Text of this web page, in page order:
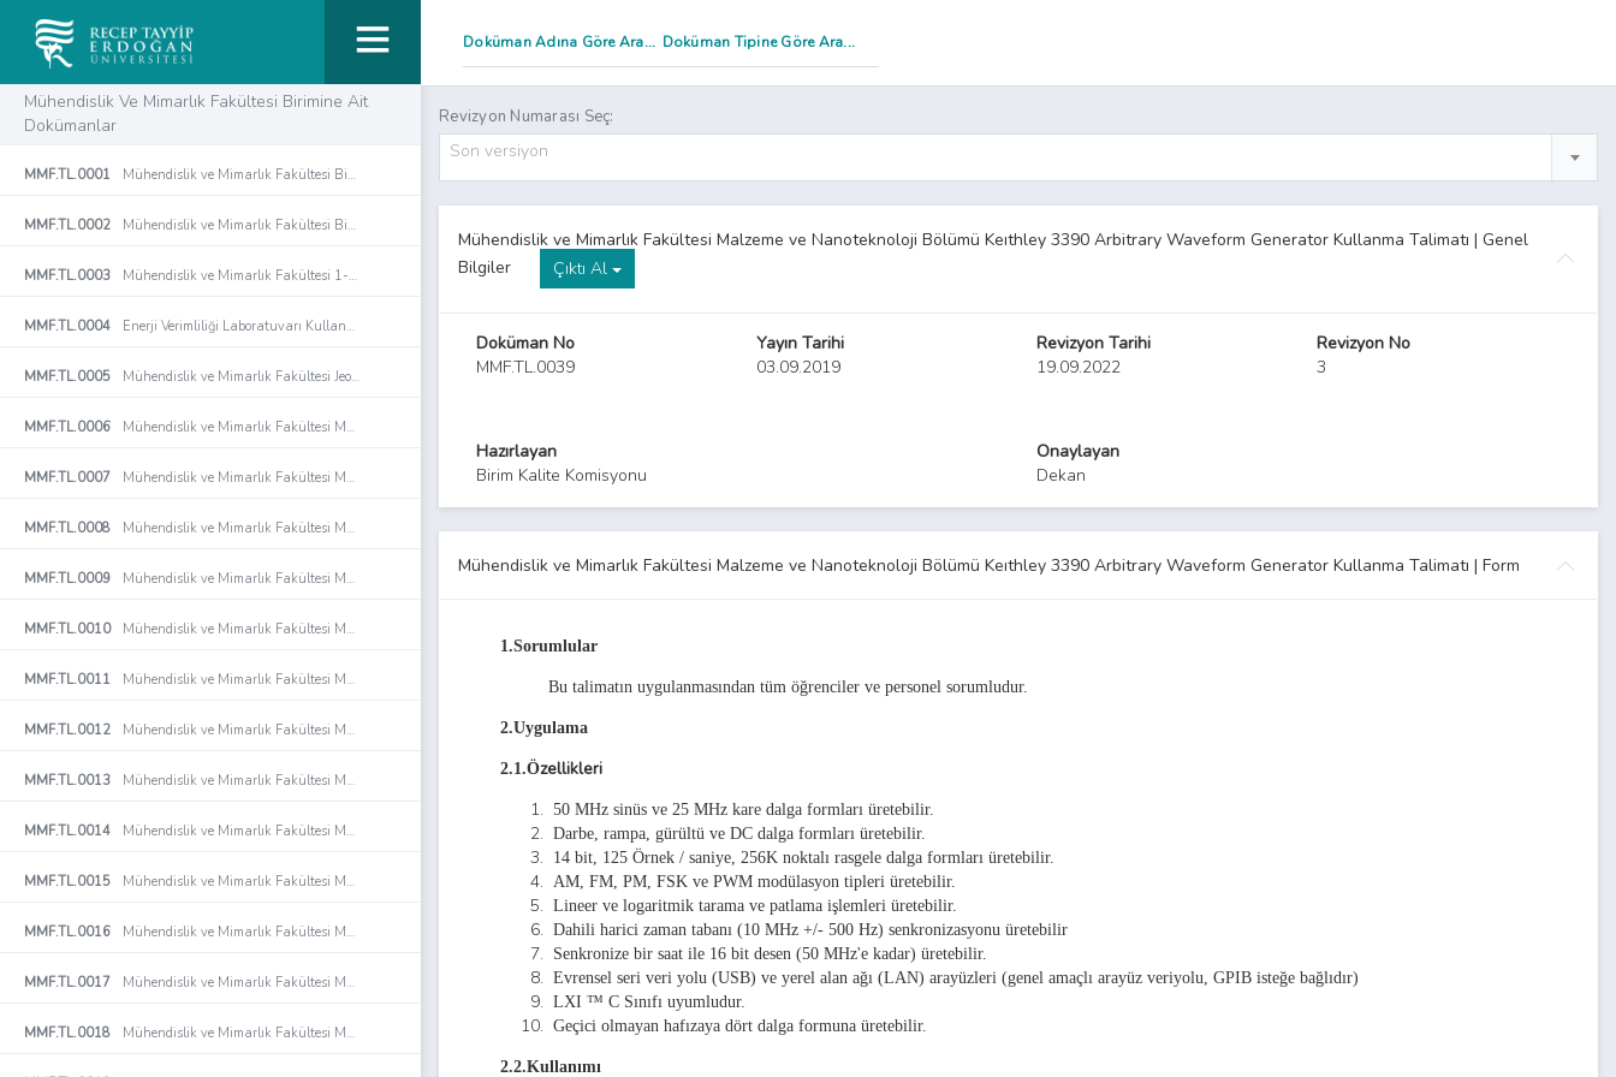
Mühendislik Ve Mimarlık Fakültesi Birimine Ait
Dokümanlar
MMF.TL.0001 Mühendislik ve Mimarlık Fakültesi Biyomühendislik Bölümü Floresan Mikroskop (Zeiss AxioImager M2) Kullanım Talimatı
MMF.TL.0002 Mühendislik ve Mimarlık Fakültesi Biyomühendislik Bölümü Ultramikrotom (Leica UC7) Kullanım Talimatı
MMF.TL.0003 Mühendislik ve Mimarlık Fakültesi 1-Enerji Verimliliği Laboratuvarı Cihaz Kullanım Talimatları
MMF.TL.0004 Enerji Verimliliği Laboratuvarı Kullanma Talimatı
MMF.TL.0005 Mühendislik ve Mimarlık Fakültesi Jeoloji Mühendisliği Laboratuvar Cihaz Kullanım Talimatları
MMF.TL.0006 Mühendislik ve Mimarlık Fakültesi Makine Mühendisliği Bölümü Akış Kontrol Eğitim Seti Kullanım Talimatı
MMF.TL.0007 Mühendislik ve Mimarlık Fakültesi Makine Mühendisliği Bölümü Basınç Kayıpları Eğitim Seti Kullanım Talimatı
MMF.TL.0008 Mühendislik ve Mimarlık Fakültesi Makine Mühendisliği Bölümü Bernoulli Deneyi Eğitim Seti Kullanım Talimatı
MMF.TL.0009 Mühendislik ve Mimarlık Fakültesi Makine Mühendisliği Bölümü Çok Amaçlı Soğutma Eğitim Seti Kullanım Talimatı
MMF.TL.0010 Mühendislik ve Mimarlık Fakültesi Makine Mühendisliği Bölümü Çoklu Isı Değiştirici Eğitim Seti Kullanım Talimatı
MMF.TL.0011 Mühendislik ve Mimarlık Fakültesi Makine Mühendisliği Bölümü Doğal Ve Zorlanmış Isı Transfer Eğitim Seti Kullanım Talimatı
MMF.TL.0012 Mühendislik ve Mimarlık Fakültesi Makine Mühendisliği Bölümü Evaporatif Soğutma Deney Seti Kullanım Talimatı
MMF.TL.0013 Mühendislik ve Mimarlık Fakültesi Makine Mühendisliği Bölümü Francis Türbini Eğitim Seti Kullanım Talimatı
MMF.TL.0014 Mühendislik ve Mimarlık Fakültesi Makine Mühendisliği Bölümü Geri Isı Kazanımlı Klima Santral Eğitim Seti Kullanım Talimatı
MMF.TL.0015 Mühendislik ve Mimarlık Fakültesi Makine Mühendisliği Bölümü İndüksiyonlu Ergitme Ocağı Kullanım Talimatı
MMF.TL.0016 Mühendislik ve Mimarlık Fakültesi Makine Mühendisliği Bölümü Işık Mikroskobu Kullanım Talimatı
MMF.TL.0017 Mühendislik ve Mimarlık Fakültesi Makine Mühendisliği Bölümü Isıl İşlem Fırını Kullanım Talimatı
MMF.TL.0018 Mühendislik ve Mimarlık Fakültesi Makine Mühendisliği Bölümü Korozyon Deney Hücresi Kullanım Talimatı
Revizyon Numarası Seç:
Son versiyon
Mühendislik ve Mimarlık Fakültesi Malzeme ve Nanoteknoloji Bölümü Keıthley 3390 Arbitrary Waveform Generator Kullanma Talimatı | Genel
Bilgiler
Çıktı Al
Doküman No
MMF.TL.0039
Yayın Tarihi
03.09.2019
Revizyon Tarihi
19.09.2022
Revizyon No
3
Hazırlayan
Birim Kalite Komisyonu
Onaylayan
Dekan
Mühendislik ve Mimarlık Fakültesi Malzeme ve Nanoteknoloji Bölümü Keıthley 3390 Arbitrary Waveform Generator Kullanma Talimatı | Form
1.Sorumlular
Bu talimatın uygulanmasından tüm öğrenciler ve personel sorumludur.
2.Uygulama
2.1.Özellikleri
50 MHz sinüs ve 25 MHz kare dalga formları üretebilir.
Darbe, rampa, gürültü ve DC dalga formları üretebilir.
14 bit, 125 Örnek / saniye, 256K noktalı rasgele dalga formları üretebilir.
AM, FM, PM, FSK ve PWM modülasyon tipleri üretebilir.
Lineer ve logaritmik tarama ve patlama işlemleri üretebilir.
Dahili harici zaman tabanı (10 MHz +/- 500 Hz) senkronizasyonu üretebilir
Senkronize bir saat ile 16 bit desen (50 MHz'e kadar) üretebilir.
Evrensel seri veri yolu (USB) ve yerel alan ağı (LAN) arayüzleri (genel amaçlı arayüz veriyolu, GPIB isteğe bağlıdır)
LXI ™ C Sınıfı uyumludur.
Geçici olmayan hafızaya dört dalga formuna üretebilir.
2.2.Kullanımı